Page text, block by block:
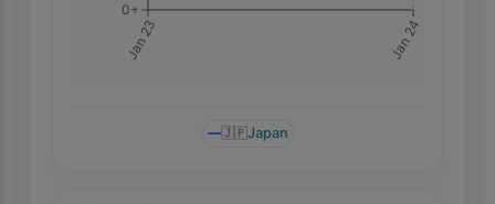
Jan 23 Jan 24
0+
🇯🇵Japan